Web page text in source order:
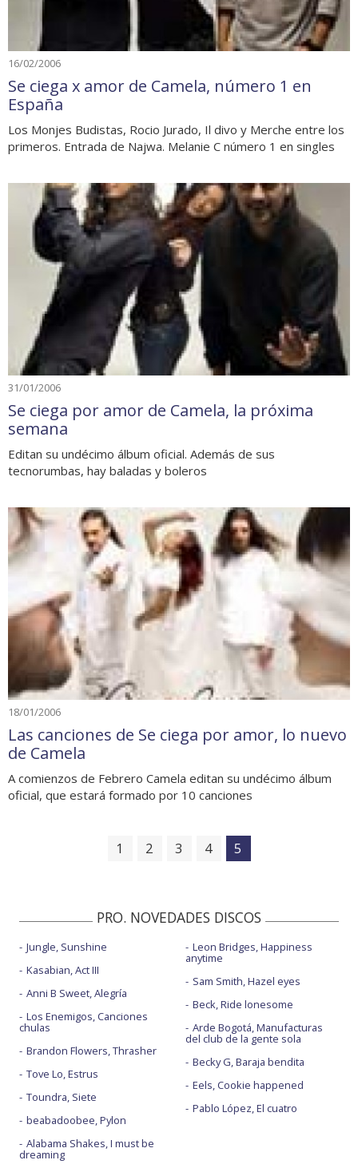
16/02/2006
Se ciega x amor de Camela, número 1 en
España
Los Monjes Budistas, Rocio Jurado, Il divo y Merche entre los
primeros. Entrada de Najwa. Melanie C número 1 en singles
31/01/2006
Se ciega por amor de Camela, la próxima
semana
Editan su undécimo álbum oficial. Además de sus
tecnorumbas, hay baladas y boleros
18/01/2006
Las canciones de Se ciega por amor, lo nuevo
de Camela
A comienzos de Febrero Camela editan su undécimo álbum
oficial, que estará formado por 10 canciones
1 2 3 4 5
PRO. NOVEDADES DISCOS
Jungle, Sunshine
Kasabian, Act III
Anni B Sweet, Alegría
Los Enemigos, Canciones
chulas
Brandon Flowers, Thrasher
Tove Lo, Estrus
Toundra, Siete
beabadoobee, Pylon
Alabama Shakes, I must be
dreaming
Leon Bridges, Happiness
anytime
Sam Smith, Hazel eyes
Beck, Ride lonesome
Arde Bogotá, Manufacturas
del club de la gente sola
Becky G, Baraja bendita
Eels, Cookie happened
Pablo López, El cuatro